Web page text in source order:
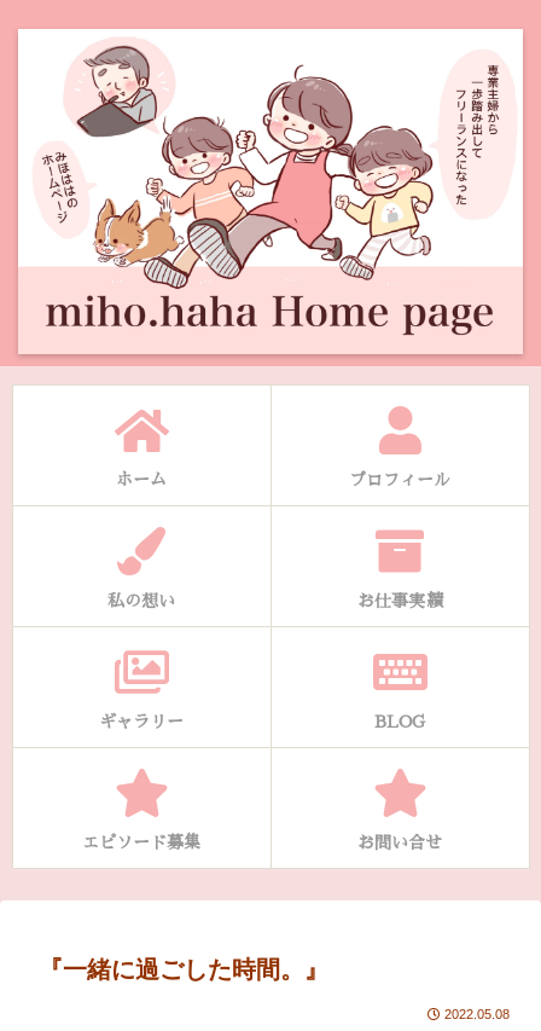
ホーム プロフィール
私の想い お仕事実績
ギャラリー BLOG
エピソード募集 お問い合せ
『一緒に過ごした時間。』
2022.05.08